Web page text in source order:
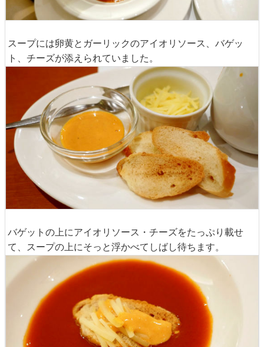
スープには卵黄とガーリックのアイオリソース、バゲッ
ト、チーズが添えられていました。
バゲットの上にアイオリソース・チーズをたっぷり載せ
て、スープの上にそっと浮かべてしばし待ちます。